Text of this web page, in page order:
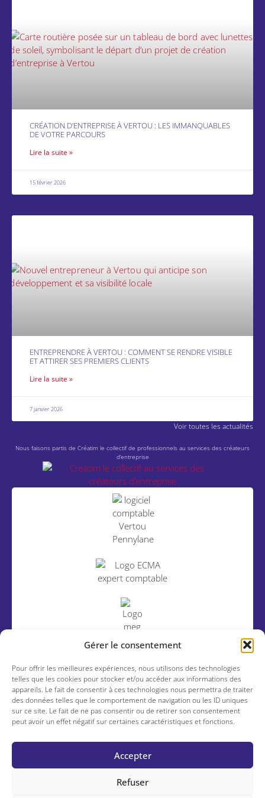
Gérer le consentement
Pour offrir les meilleures expériences, nous utilisons des technologies
telles que les cookies pour stocker et/ou accéder aux informations des
appareils. Le fait de consentir à ces technologies nous permettra de traiter
des données telles que le comportement de navigation ou les ID uniques
sur ce site. Le fait de ne pas consentir ou de retirer son consentement
peut avoir un effet négatif sur certaines caractéristiques et fonctions.
Accepter
Refuser
CRÉATION D’ENTREPRISE À VERTOU : LES IMMANQUABLES
DE VOTRE PARCOURS
Lire la suite »
15 février 2026
ENTREPRENDRE À VERTOU : COMMENT SE RENDRE VISIBLE
ET ATTIRER SES PREMIERS CLIENTS
Lire la suite »
7 janvier 2026
Voir toutes les actualités
Nous faisons partis de Créatim le collectif de professionnels au services des créateurs
d’entreprise
Mentions légales–Politique de confidentialité–Agence de communication
Nantes Sud Terre en Vue